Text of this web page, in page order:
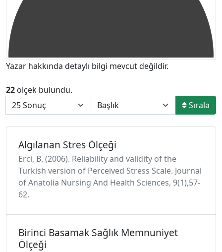
Yazar hakkında detaylı bilgi mevcut değildir.
22 ölçek bulundu.
Sırala
Algılanan Stres Ölçeği
Erci, B. (2006). Reliability and validity of the
Turkish version of Perceived Stress Scale. Journal
of Anatolia Nursing And Health Sciences, 9(1),57-
62.
Birinci Basamak Sağlık Memnuniyet
Ölçeği